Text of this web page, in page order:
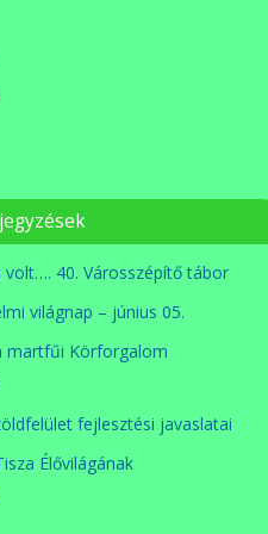
volt…. 40. Városszépítő tábor
világnap – június 05.
martfűi Körforgalom
fejlesztési javaslatai
Élővilágának